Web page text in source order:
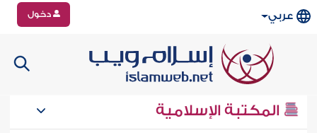
عربي دخول
المكتبة الإسلامية